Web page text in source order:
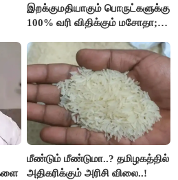
இறக்குமதியாகும் பொருட்களுக்கு
100% வரி விதிக்கும் மசோதா;
மீண்டும் மீண்டுமா..? தமிழகத்தில்
அதிகரிக்கும் அரிசி விலை..!